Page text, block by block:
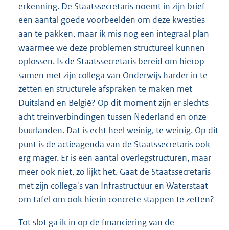
erkenning. De Staatssecretaris noemt in zijn brief
een aantal goede voorbeelden om deze kwesties
aan te pakken, maar ik mis nog een integraal plan
waarmee we deze problemen structureel kunnen
oplossen. Is de Staatssecretaris bereid om hierop
samen met zijn collega van Onderwijs harder in te
zetten en structurele afspraken te maken met
Duitsland en België? Op dit moment zijn er slechts
acht treinverbindingen tussen Nederland en onze
buurlanden. Dat is echt heel weinig, te weinig. Op dit
punt is de actieagenda van de Staatssecretaris ook
erg mager. Er is een aantal overlegstructuren, maar
meer ook niet, zo lijkt het. Gaat de Staatssecretaris
met zijn collega's van Infrastructuur en Waterstaat
om tafel om ook hierin concrete stappen te zetten?
Tot slot ga ik in op de financiering van de